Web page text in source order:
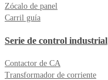
Zócalo de panel
Carril guía
Serie de control industrial
Contactor de CA
Transformador de corriente